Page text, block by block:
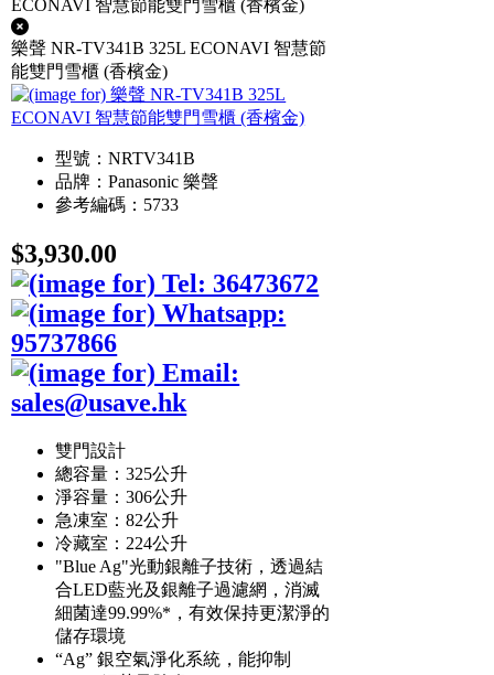
樂聲 NR-TV341B 325L ECONAVI 智慧節
能雙門雪櫃 (香檳金)
型號：NRTV341B
品牌：Panasonic 樂聲
參考編碼：5733
$3,930.00
雙門設計
總容量：325公升
淨容量：306公升
急凍室：82公升
冷藏室：224公升
"Blue Ag"光動銀離子技術，透過結
合LED藍光及銀離子過濾網，消滅
細菌達99.99%*，有效保持更潔淨的
儲存環境
“Ag” 銀空氣淨化系統，能抑制